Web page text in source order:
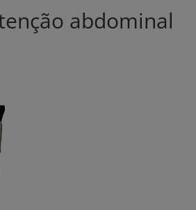
abdominal